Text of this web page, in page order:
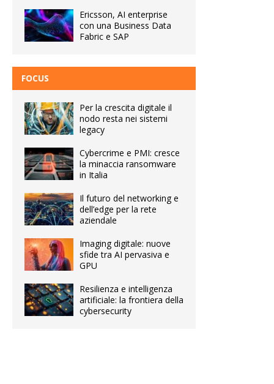
Ericsson, AI enterprise
con una Business Data
Fabric e SAP
FOCUS
Per la crescita digitale il
nodo resta nei sistemi
legacy
Cybercrime e PMI: cresce
la minaccia ransomware
in Italia
Il futuro del networking e
dell’edge per la rete
aziendale
Imaging digitale: nuove
sfide tra AI pervasiva e
GPU
Resilienza e intelligenza
artificiale: la frontiera della
cybersecurity